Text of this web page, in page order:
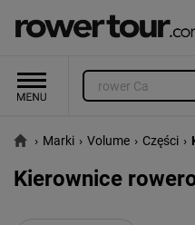
› Marki › Volume › Części ›
Kierownice